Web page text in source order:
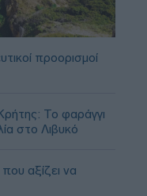
προορισμοί
Το φαράγγι
στο Λιβυκό
αξίζει να